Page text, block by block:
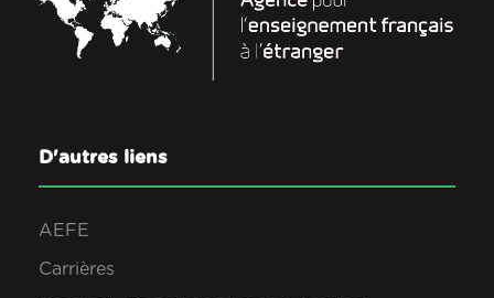
D'autres liens
AEFE
Carrières